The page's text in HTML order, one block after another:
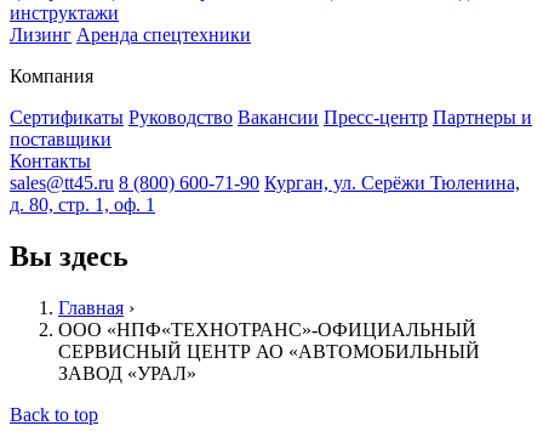
инструктажи
Лизинг Аренда спецтехники
Компания
Сертификаты Руководство Вакансии Пресс-центр Партнеры и
поставщики
Контакты
sales@tt45.ru 8 (800) 600-71-90 Курган, ул. Серёжи Тюленина,
д. 80, стр. 1, оф. 1
Вы здесь
Главная ›
ООО «НПФ«ТЕХНОТРАНС»-ОФИЦИАЛЬНЫЙ
СЕРВИСНЫЙ ЦЕНТР АО «АВТОМОБИЛЬНЫЙ
ЗАВОД «УРАЛ»
Back to top